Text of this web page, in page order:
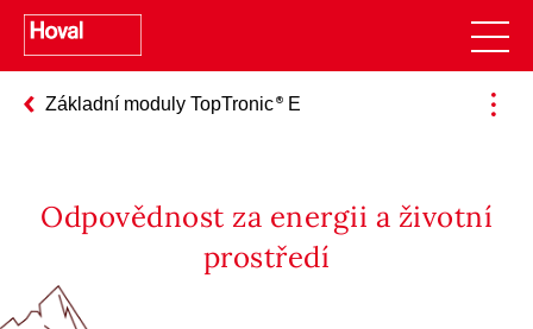
Základní moduly TopTronic E
Odpovědnost za energii a životní
prostředí